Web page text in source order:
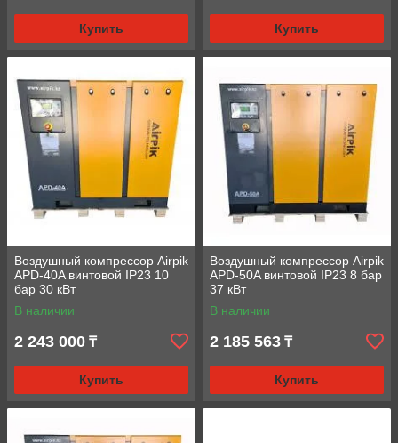
Купить Купить
Воздушный компрессор Airpik
APD-40A винтовой IP23 10
бар 30 кВт
В наличии
2 243 000 ₸
Купить
Воздушный компрессор Airpik
APD-50A винтовой IP23 8 бар
37 кВт
В наличии
2 185 563 ₸
Купить